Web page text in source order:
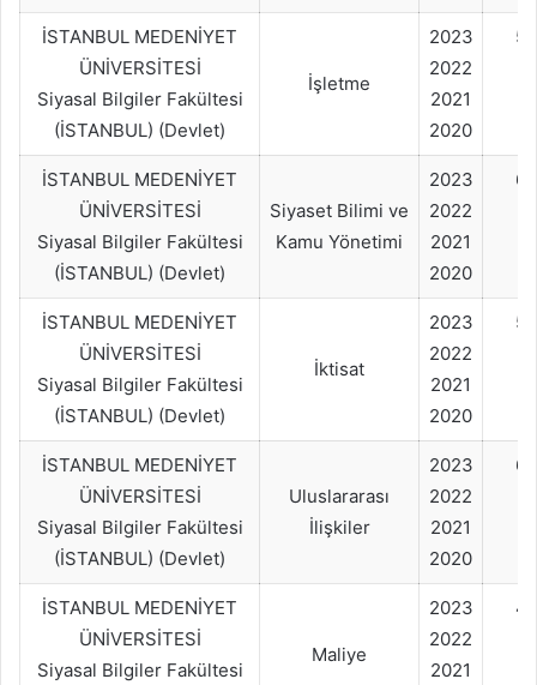
İSTANBUL MEDENİYET
ÜNİVERSİTESİ
Siyasal Bilgiler Fakültesi
(İSTANBUL) (Devlet)
İşletme
2023
2022
2021
2020
İSTANBUL MEDENİYET
ÜNİVERSİTESİ
Siyasal Bilgiler Fakültesi
(İSTANBUL) (Devlet)
Siyaset Bilimi ve
Kamu Yönetimi
2023
2022
2021
2020
İSTANBUL MEDENİYET
ÜNİVERSİTESİ
Siyasal Bilgiler Fakültesi
(İSTANBUL) (Devlet)
İktisat
2023
2022
2021
2020
İSTANBUL MEDENİYET
ÜNİVERSİTESİ
Siyasal Bilgiler Fakültesi
(İSTANBUL) (Devlet)
Uluslararası
İlişkiler
2023
2022
2021
2020
İSTANBUL MEDENİYET
ÜNİVERSİTESİ
Siyasal Bilgiler Fakültesi
Maliye
2023
2022
2021